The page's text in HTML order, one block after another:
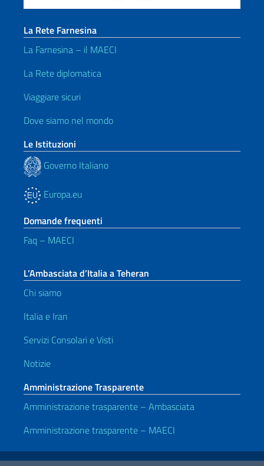
La Rete Farnesina
La Farnesina – il MAECI
La Rete diplomatica
Viaggiare sicuri
Dove siamo nel mondo
Le Istituzioni
Governo Italiano
Europa.eu
Domande frequenti
Faq – MAECI
L’Ambasciata d’Italia a Teheran
Chi siamo
Italia e Iran
Servizi Consolari e Visti
Notizie
Amministrazione Trasparente
Amministrazione trasparente – Ambasciata
Amministrazione trasparente – MAECI
Link Utili